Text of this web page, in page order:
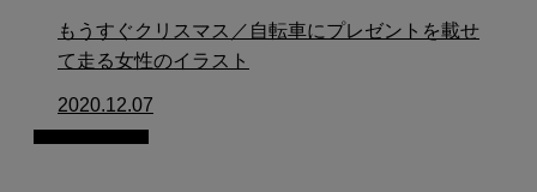
もうすぐクリスマス／自転車にプレゼントを載せ
て走る女性のイラスト
2020.12.07